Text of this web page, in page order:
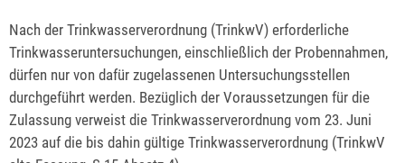
Nach der Trinkwasserverordnung (TrinkwV) erforderliche
Trinkwasseruntersuchungen, einschließlich der Probennahmen,
dürfen nur von dafür zugelassenen Untersuchungsstellen
durchgeführt werden. Bezüglich der Voraussetzungen für die
Zulassung verweist die Trinkwasserverordnung vom 23. Juni
2023 auf die bis dahin gültige Trinkwasserverordnung (TrinkwV